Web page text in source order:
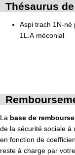
Thésaurus
Aspi trach 1N-né
1L.A méconial
La base de
de la sécurité sociale à
en fonction de
reste à charge par